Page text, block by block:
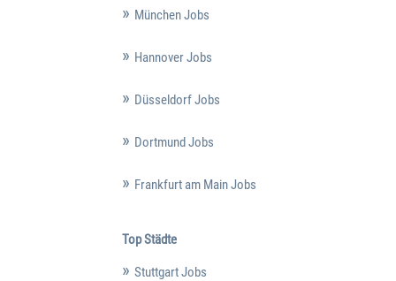
München Jobs
Hannover Jobs
Düsseldorf Jobs
Dortmund Jobs
Frankfurt am Main Jobs
Top Städte
Stuttgart Jobs